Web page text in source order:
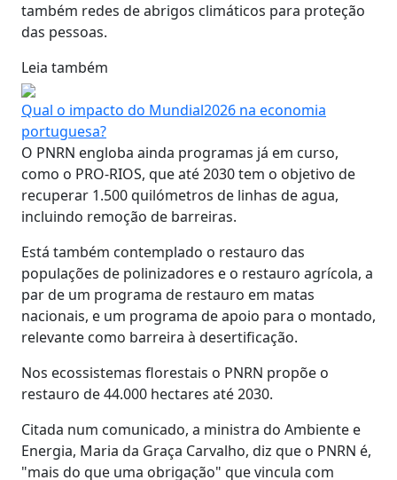
também redes de abrigos climáticos para proteção
das pessoas.
Leia também
Qual o impacto do Mundial2026 na economia
portuguesa?
O PNRN engloba ainda programas já em curso,
como o PRO-RIOS, que até 2030 tem o objetivo de
recuperar 1.500 quilómetros de linhas de agua,
incluindo remoção de barreiras.
Está também contemplado o restauro das
populações de polinizadores e o restauro agrícola, a
par de um programa de restauro em matas
nacionais, e um programa de apoio para o montado,
relevante como barreira à desertificação.
Nos ecossistemas florestais o PNRN propõe o
restauro de 44.000 hectares até 2030.
Citada num comunicado, a ministra do Ambiente e
Energia, Maria da Graça Carvalho, diz que o PNRN é,
"mais do que uma obrigação" que vincula com